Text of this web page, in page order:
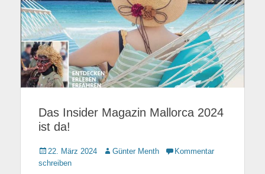
Das Insider Magazin Mallorca 2024
ist da!
Gepostet
am
22. März 2024 AutorGünter Menth
Kommentar
schreiben